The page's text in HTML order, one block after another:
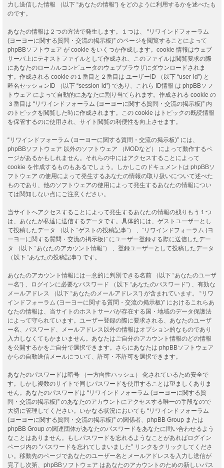
力し送信した情報 （以下 “あなたの情報”) をどのように利用するかを述べたも
のです。
あなたの情報は２つの方法で発生します。１つは、 “リワインドフォーラム
(ヨーヨーに関する質問・交流の掲示板)” のページを閲覧することによって
phpBBソフトウェア が cookie をいくつか作成します。cookie 情報はウェブ
サーバ上にテキストファイルとして作成され、このファイルは閲覧要求の際
にあなたのローカルコンピュータのウェブブラウザにダウンロードされま
す。作成される cookie の１番目と２番目は ユーザーID （以下 “user-id”) と
匿名セッションID （以下 “session-id”) であり、これら ID情報 は phpBBソフ
トウェア によって自動的にあなたに割り当てられます。作成される cookie の
３番目は “リワインドフォーラム (ヨーヨーに関する質問・交流の掲示板)” 内
のトピックを閲覧した時に作成されます。この cookie はトピックの既読情報
を保管するのに使用され、サイト閲覧の利便性を向上させます。
“リワインドフォーラム (ヨーヨーに関する質問・交流の掲示板)” には、
phpBBソフトウェア 以外のソフトウェア （MODなど） によって動作するペ
ージがあるかもしれません。それらの中にはアクセスすることによって
cookie を作成するものもあるでしょう。しかしこのドキュメントは phpBBソ
フトウェア の使用によって発生するあなたの情報の取り扱いについて述べた
ものであり、他のソフトウェアの使用によって発生するあなたの情報につい
ては関知しない点にご注意ください。
当サイトへアクセスすることによって発生するあなたの情報の残りもう１つ
は、あなたが私達に送信するデータです。具体的には、ゲストユーザーとし
て投稿したデータ （以下 “ゲストの投稿記事”） 、“リワインドフォーラム (ヨ
ーヨーに関する質問・交流の掲示板)” にユーザー登録する際に送信したデー
タ （以下 “あなたのアカウント情報”） 、登録ユーザーとして投稿したデータ
（以下 “あなたの投稿記事”) です。
あなたのアカウント情報には一意的に判別できる名前 （以下 “あなたのユーザ
ー名”) 、ログインに必要なパスワード （以下 “あなたのパスワード”) 、有効な
メールアドレス （以下 “あなたのメールアドレス”) が含まれています。 “リワ
インドフォーラム (ヨーヨーに関する質問・交流の掲示板)” におけるこれらあ
なたの情報は、当サイトのホストサーバが存在する国・地域のデータ保護法
によって守られています。ユーザー登録の際に要求される、あなたのユーザ
ー名、パスワード、メールアドレス以外の情報はオプション的なものであり
入力しなくてもかまいません。あなたはご自分のアカウント情報のどの情報
を公開するかをご自分で選択できます。さらにあなたは phpBBソフトウェア
からの自動送信メールについて、許可・不許可を選択できます。
あなたのパスワードは暗号 （一方向性ハッシュ） 化されているため安全で
す。しかし複数のサイトで同じパスワードを使用することは望ましくありま
せん。あなたのパスワードは “リワインドフォーラム (ヨーヨーに関する質
問・交流の掲示板)” のあなたのアカウントにアクセスする唯一の手段なので
大切に管理してください。いかなる状況においても “リワインドフォーラム
(ヨーヨーに関する質問・交流の掲示板)” の関係者、phpBB Group または
phpBB Group の関連団体があなたのパスワードをあなたに問い合わせるよう
なことはありません。もしパスワードを忘れるようなことがあればログイン
ページ内の “パスワードを忘れてしまいました” リンクをクリックしてくださ
い。移動先のページであなたのユーザー名とメールアドレスを入力し送信が
完了し次第、phpBBソフトウェア はあなたのアカウントのための新しいパス